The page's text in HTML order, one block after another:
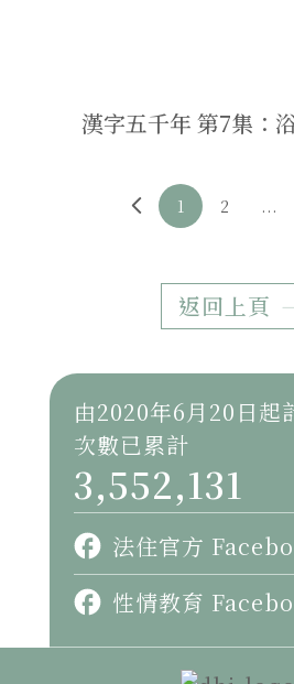
漢字五千年 第7集：
1 2 ...
返回上頁
由2020年6月20日起
次數已累計
3,552,131
法住官方
性情教育